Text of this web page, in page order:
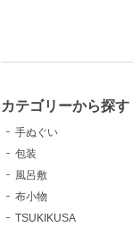
カテゴリーから探す
手ぬぐい
包装
風呂敷
布小物
TSUKIKUSA